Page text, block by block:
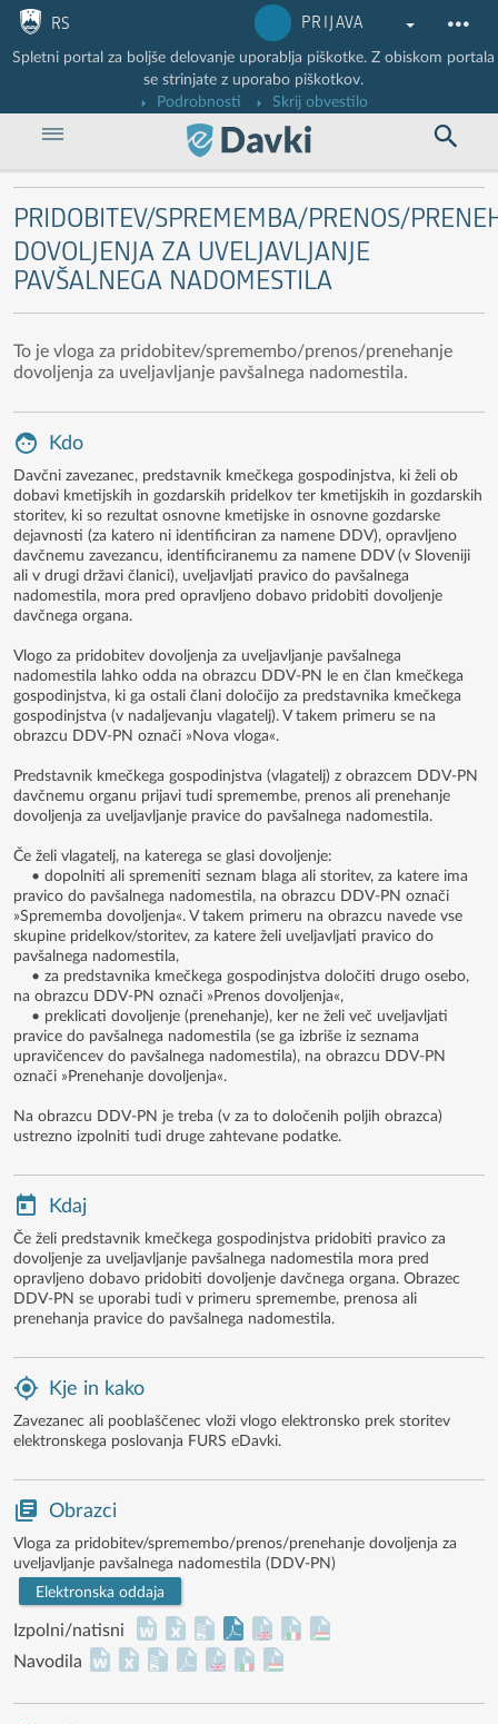
Nadaljuj na vsebino
Nadaljuj na vsebino zaprtega portala
RS PRIJAVA
Spletni portal za boljše delovanje uporablja piškotke. Z obiskom portala
se strinjate z uporabo piškotkov.
Podrobnosti
Skrij obvestilo
PRIDOBITEV/SPREMEMBA/PRENOS/
DOVOLJENJA ZA UVELJAVLJANJE
PAVŠALNEGA NADOMESTILA
To je vloga za pridobitev/spremembo/prenos/prenehanje
dovoljenja za uveljavljanje pavšalnega nadomestila.
Kdo
Davčni zavezanec, predstavnik kmečkega gospodinjstva, ki želi ob
dobavi kmetijskih in gozdarskih pridelkov ter kmetijskih in gozdarskih
storitev, ki so rezultat osnovne kmetijske in osnovne gozdarske
dejavnosti (za katero ni identificiran za namene DDV), opravljeno
davčnemu zavezancu, identificiranemu za namene DDV (v Sloveniji
ali v drugi državi članici), uveljavljati pravico do pavšalnega
nadomestila, mora pred opravljeno dobavo pridobiti dovoljenje
davčnega organa.
Vlogo za pridobitev dovoljenja za uveljavljanje pavšalnega
nadomestila lahko odda na obrazcu DDV-PN le en član kmečkega
gospodinjstva, ki ga ostali člani določijo za predstavnika kmečkega
gospodinjstva (v nadaljevanju vlagatelj). V takem primeru se na
obrazcu DDV-PN označi »Nova vloga«.
Predstavnik kmečkega gospodinjstva (vlagatelj) z obrazcem DDV-PN
davčnemu organu prijavi tudi spremembe, prenos ali prenehanje
dovoljenja za uveljavljanje pravice do pavšalnega nadomestila.
Če želi vlagatelj, na katerega se glasi dovoljenje:
• dopolniti ali spremeniti seznam blaga ali storitev, za katere ima
pravico do pavšalnega nadomestila, na obrazcu DDV-PN označi
»Sprememba dovoljenja«. V takem primeru na obrazcu navede vse
skupine pridelkov/storitev, za katere želi uveljavljati pravico do
pavšalnega nadomestila,
• za predstavnika kmečkega gospodinjstva določiti drugo osebo,
na obrazcu DDV-PN označi »Prenos dovoljenja«,
• preklicati dovoljenje (prenehanje), ker ne želi več uveljavljati
pravice do pavšalnega nadomestila (se ga izbriše iz seznama
upravičencev do pavšalnega nadomestila), na obrazcu DDV-PN
označi »Prenehanje dovoljenja«.
Na obrazcu DDV-PN je treba (v za to določenih poljih obrazca)
ustrezno izpolniti tudi druge zahtevane podatke.
Kdaj
Če želi predstavnik kmečkega gospodinjstva pridobiti pravico za
dovoljenje za uveljavljanje pavšalnega nadomestila mora pred
opravljeno dobavo pridobiti dovoljenje davčnega organa. Obrazec
DDV-PN se uporabi tudi v primeru spremembe, prenosa ali
prenehanja pravice do pavšalnega nadomestila.
Kje in kako
Zavezanec ali pooblaščenec vloži vlogo elektronsko prek storitev
elektronskega poslovanja FURS eDavki.
Obrazci
Vloga za pridobitev/spremembo/prenos/prenehanje dovoljenja za
uveljavljanje pavšalnega nadomestila (DDV-PN)
Elektronska oddaja
Izpolni/natisni
Navodila